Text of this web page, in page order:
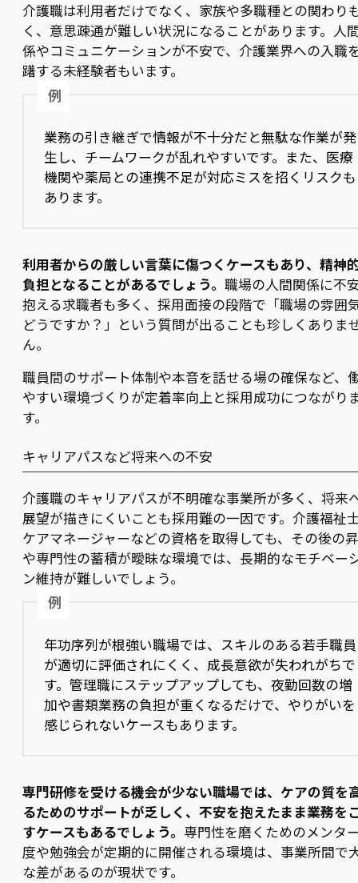
介護職は利用者だけでなく、家族や多職種との関わり
く、意思疎通が難しい状況になることがあります。人
係やコミュニケーションが不安で、介護業界への入職
躇する未経験者もいます。
例
業務の引き継ぎで情報が不十分だと無駄な作業が発
生し、チームワークが乱れやすいです。また、医療
機関や薬局との連携不足が対応ミスを招くリスクも
あります。
利用者からの厳しい言葉に傷つくケースもあり、精神
負担となることがあるでしょう。 職場の人間関係に不
抱える求職者も多く、採用面接の段階で「職場の雰囲
どうですか？」という質問が出ることも珍しくありま
ん。
職員間のサポート体制や本音を話せる場の確保など、
やすい環境づくりが定着率向上と採用成功につながり
す。
キャリアパスなど将来への不安
介護職のキャリアパスが不明確な事業所が多く、将来
展望が描きにくいことも採用難の一因です。介護福祉
ケアマネージャーなどの資格を取得しても、その後の
や専門性の蓄積が曖昧な環境では、長期的なモチベー
ン維持が難しいでしょう。
例
年功序列が根強い職場では、スキルのある若手職員
が適切に評価されにくく、成長意欲が失われがちで
す。管理職にステップアップしても、夜勤回数の増
加や書類業務の負担が重くなるだけで、やりがいを
感じられないケースもあります。
専門研修を受ける機会が少ない職場では、ケアの質を
るためのサポートが乏しく、不安を抱えたまま業務を
すケースもあるでしょう。 専門性を磨くためのメンタ
度や勉強会が定期的に開催される環境は、事業所間で
な差があるのが現状です。